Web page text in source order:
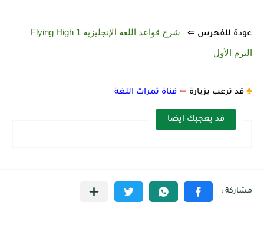
عودة للفهرس ⇐ شرح قواعد اللغة الإنجليزية 1 Flying High
الترم الأول
♣️ قد ترغب بزيارة ⇐ قناة ثمرات اللغة
قد يعجبك ايضا